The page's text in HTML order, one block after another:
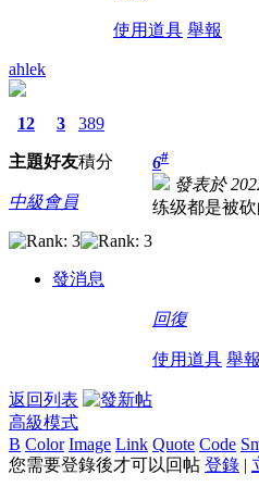
使用道具 舉報
ahlek
12
主題
3
好友
389
積分
中級會員
發消息
6#
發表於
练级都是被砍
回復
使用道具 舉報
返回列表
高級模式
B Color Image Link Quote Code
您需要登錄後才可以回帖 登錄 |